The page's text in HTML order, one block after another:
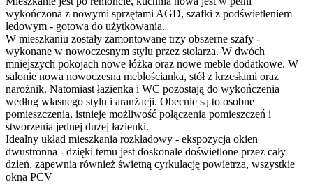
wykończona z nowymi sprzętami AGD, szafki z podświetleniem
ledowym - gotowa do użytkowania.
W mieszkaniu zostały zamontowane trzy obszerne szafy -
wykonane w nowoczesnym stylu przez stolarza. W dwóch
mniejszych pokojach nowe łóżka oraz nowe meble dodatkowe. W
salonie nowa nowoczesna meblościanka, stół z krzesłami oraz
narożnik. Natomiast łazienka i WC pozostają do wykończenia
według własnego stylu i aranżacji. Obecnie są to osobne
pomieszczenia, istnieje możliwość połączenia pomieszczeń i
stworzenia jednej dużej łazienki.
Idealny układ mieszkania rozkładowy - ekspozycja okien
dwustronna - dzięki temu jest doskonale doświetlone przez cały
dzień, zapewnia również świetną cyrkulację powietrza, wszystkie
okna PCV